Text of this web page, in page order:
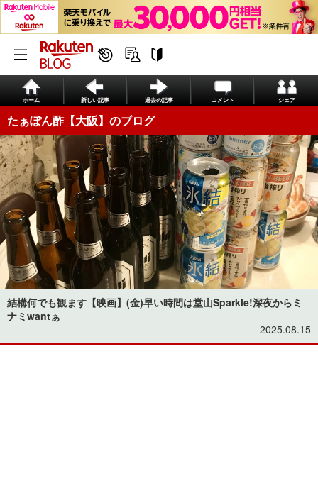
ホーム 新しい記事 過去の記事 コメント シェア
たぁぽん酢【大阪】のブログ
結構何でも観ます【映画】(金)早い時間は堂山Sparkle!深夜からミ
ナミwantぁ
2025.08.15